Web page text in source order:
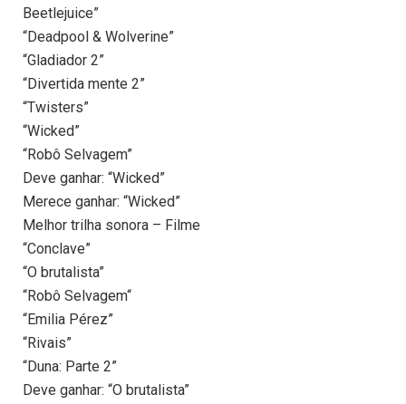
Beetlejuice”
“Deadpool & Wolverine”
“Gladiador 2”
“Divertida mente 2”
“Twisters”
“Wicked”
“Robô Selvagem”
Deve ganhar: “Wicked”
Merece ganhar: “Wicked”
Melhor trilha sonora – Filme
“Conclave”
“O brutalista”
“Robô Selvagem“
“Emilia Pérez”
“Rivais”
“Duna: Parte 2”
Deve ganhar: “O brutalista”